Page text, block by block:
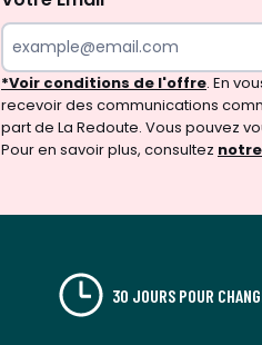
*Voir conditions de l'offre. En
recevoir des communications
part de La Redoute. Vous pouvez
Pour en savoir plus, consultez
30 JOURS POUR